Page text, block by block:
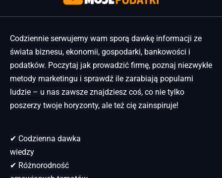
Codziennie serwujemy wam sporą dawkę informacji ze
świata biznesu, ekonomii, gospodarki, bankowości i
podatków. Poczytaj jak prowadzić firmę, poznaj niezwykłe
metody marketingu i sprawdź ile zarabiają popularni
ludzie – u nas zawsze znajdziesz coś, co nie tylko
poszerzy twoje horyzonty, ale też cię zainspiruje!
✔ Codzienna dawka
wiedzy
✔ Różnorodność